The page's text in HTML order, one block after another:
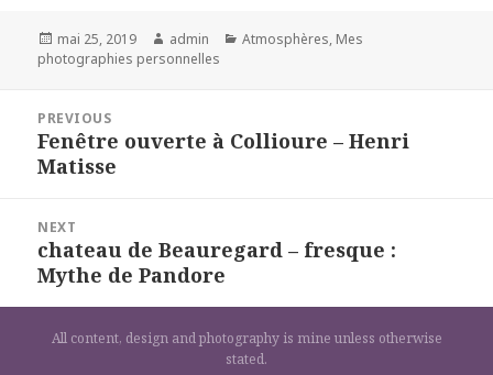
Posted
on
mai 25, 2019 Author
admin Categories
Atmosphères, Mes
photographies personnelles
l’article
PREVIOUS
Previous
post:
Fenêtre ouverte à Collioure – Henri
Matisse
NEXT
Next
post:
chateau de Beauregard – fresque :
Mythe de Pandore
All content, design and photography is mine unless otherwise
stated.